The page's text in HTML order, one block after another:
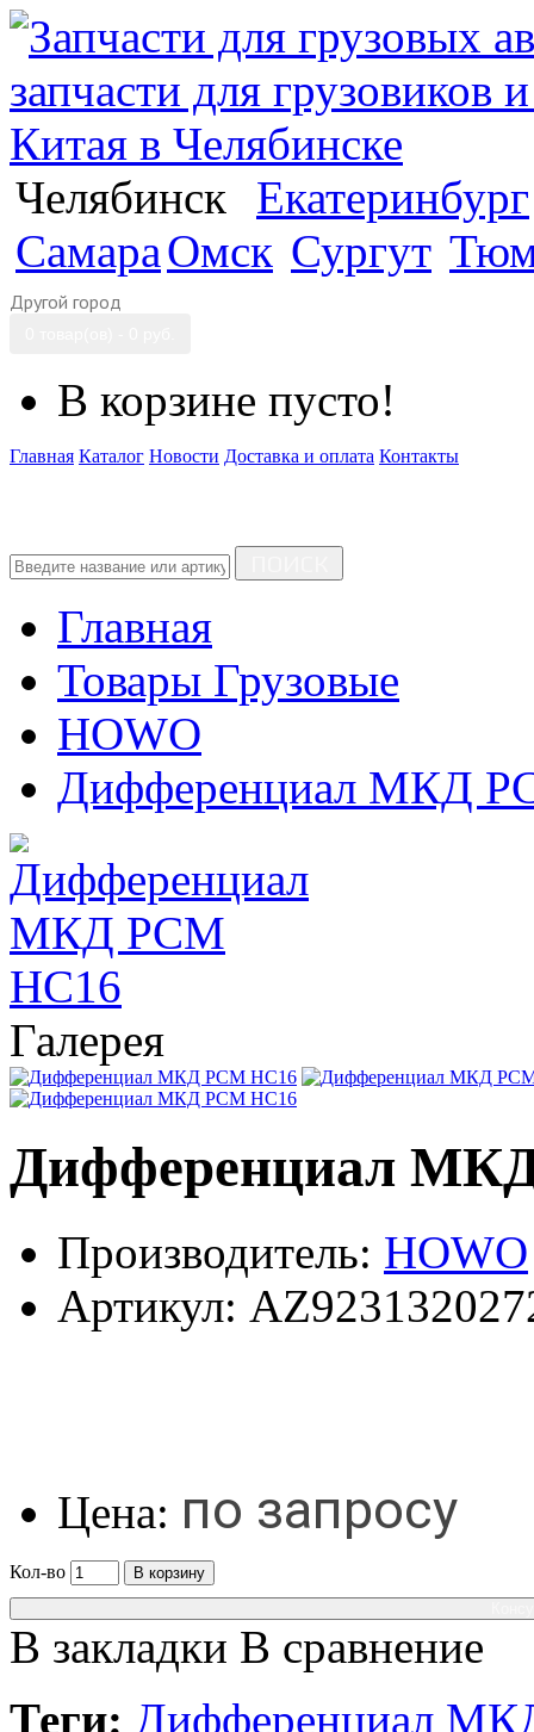
Челябинск
Екатеринбург
СамараОмск Сургут
Другой город
В корзине пусто!
Главная Каталог Новости Доставка и оплата Контакты
Главная
Товары Грузовые
HOWO
Дифференциал МКД
Галерея
Дифференциал
Производитель: HOWO
Артикул:
Цена: по запросу
Кол-во
В корзину
В закладки В сравнение
Теги: Дифференциал